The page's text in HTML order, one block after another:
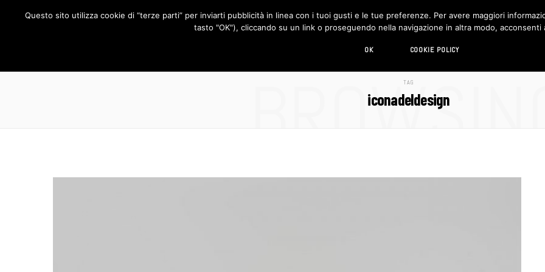
RUBRICHE DESIGN LIVING HI-TECH CHI SIAMO
TAG
iconadeldesign
BROWSING
Questo sito utilizza cookie di “terze parti” per inviarti pubblicità in linea con i tuoi gusti e le tue preferenze. Per avere maggiori
tasto "OK"), cliccando su un link o proseguendo nella navigazione in altra modo, acconsenti
OK COOKIE POLICY